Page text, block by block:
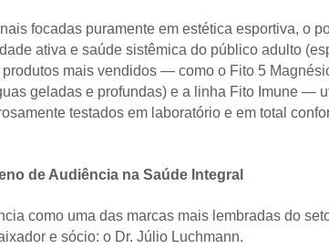
focadas puramente em estética esportiva, o
ativa e saúde sistêmica do público adulto
mais vendidos — como o Fito 5
geladas e profundas) e a linha Fito Imune —
testados em laboratório e em total
de Audiência na Saúde Integral
como uma das marcas mais lembradas do
e sócio: o Dr. Júlio Luchmann.